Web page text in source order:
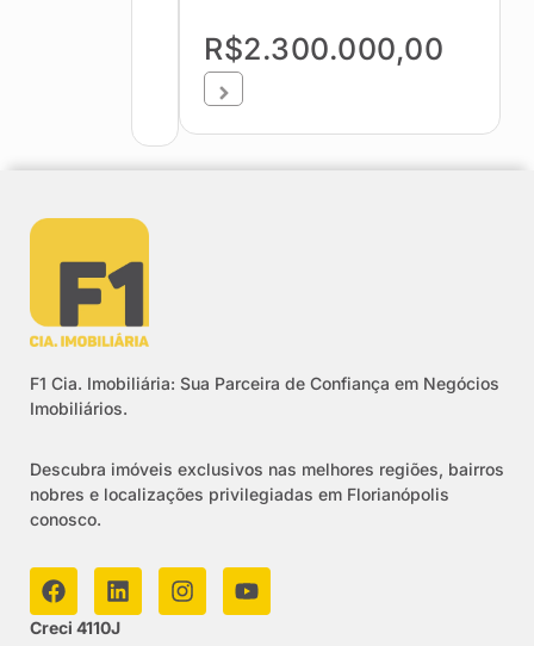
R$2.300.000,00
F1 Cia. Imobiliária: Sua Parceira de Confiança em Negócios
Imobiliários.
Descubra imóveis exclusivos nas melhores regiões, bairros
nobres e localizações privilegiadas em Florianópolis
conosco.
Creci 4110J